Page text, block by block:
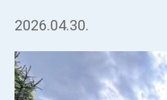
2026.04.30.